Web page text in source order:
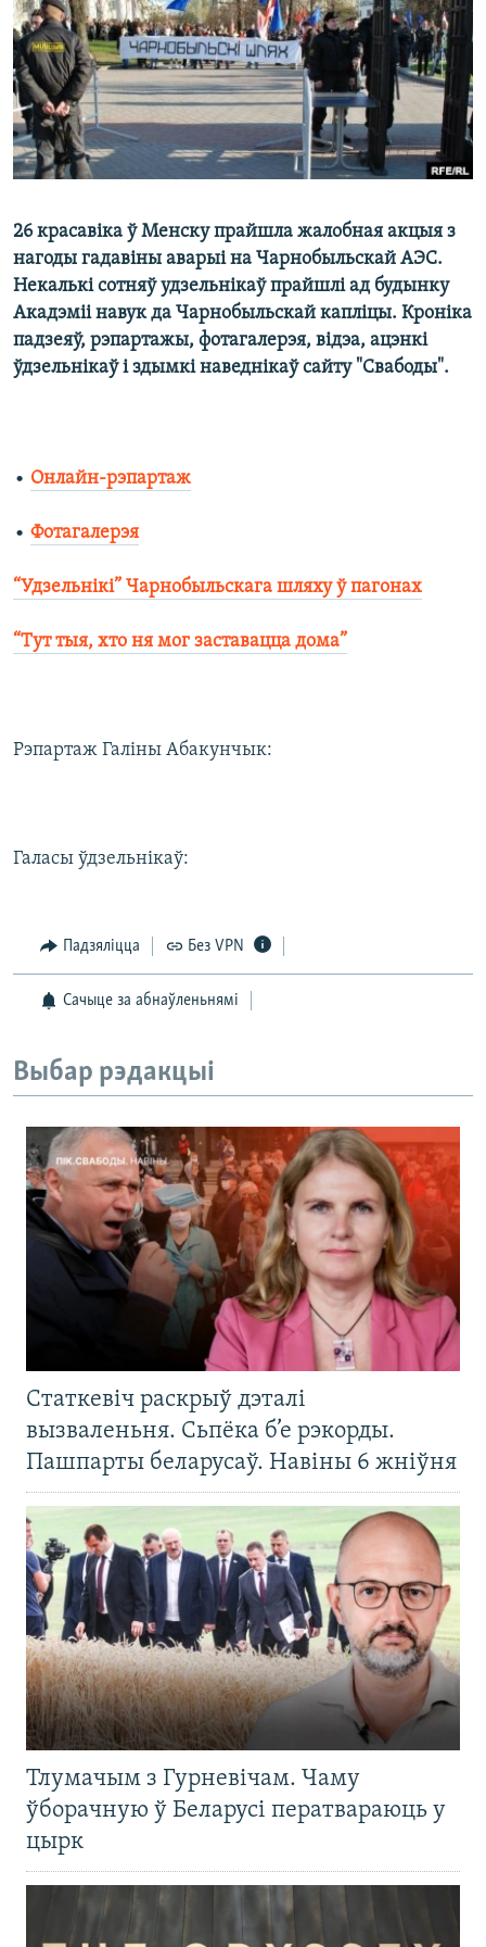
КУЛЬТУРА
КАЛЯНДАР
МОВА
НА ХВАЛЯХ СВАБОДЫ
26 красавіка ў Менску прайшла жалобная акцыя з
нагоды гадавіны аварыі на Чарнобыльскай АЭС.
Некалькі сотняў удзельнікаў прайшлі ад будынку
Акадэміі навук да Чарнобыльскай капліцы. Кроніка
падзеяў, рэпартажы, фотагалерэя, відэа, ацэнкі
ўдзельнікаў і здымкі наведнікаў сайту "Свабоды".
• Онлайн-рэпартаж
• Фотагалерэя
“Удзельнікі” Чарнобыльскага шляху ў пагонах
“Тут тыя, хто ня мог заставацца дома”
Рэпартаж Галіны Абакунчык:
Галасы ўдзельнікаў:
Падзяліцца Без VPN
Сачыце за абнаўленьнямі
Выбар рэдакцыі
Статкевіч раскрыў дэталі
вызваленьня. Сьпёка б’е рэкорды.
Пашпарты беларусаў. Навіны 6 жніўня
Тлумачым з Гурневічам. Чаму
ўборачную ў Беларусі ператвараюць у
цырк